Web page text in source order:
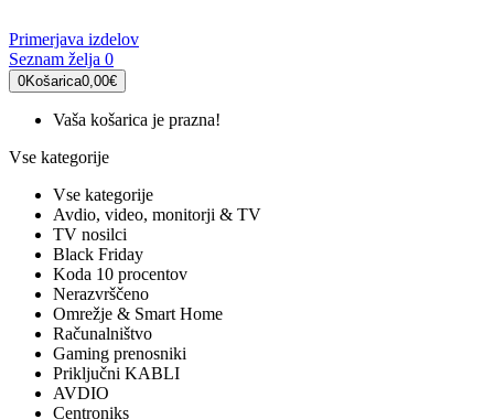
Primerjava izdelov
Seznam želja 0
0Košarica0,00€
Vaša košarica je prazna!
Vse kategorije
Vse kategorije
Avdio, video, monitorji & TV
TV nosilci
Black Friday
Koda 10 procentov
Nerazvrščeno
Omrežje & Smart Home
Računalništvo
Gaming prenosniki
Priključni KABLI
AVDIO
Centroniks